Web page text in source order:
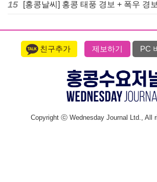
15 [홍콩날씨] 홍콩 태풍 경보 + 폭우 경
친구추가 제보하기 PC
Copyright ⓒ Wednesday Journal Ltd., All